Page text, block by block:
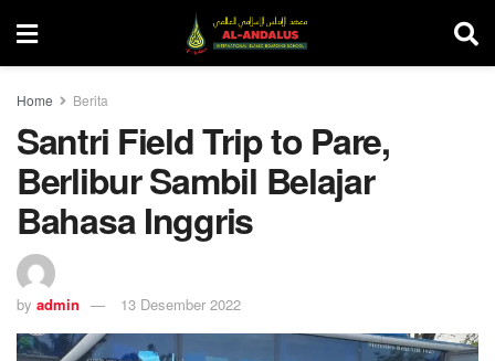
Home Berita
Santri Field Trip to Pare,
Berlibur Sambil Belajar
Bahasa Inggris
by admin 13 Desember 2022